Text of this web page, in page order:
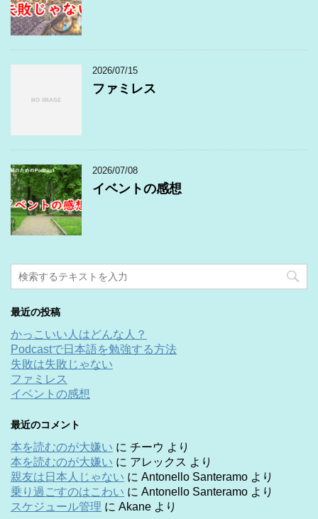
2026/07/15
ファミレス
2026/07/08
イベントの感想
最近の投稿
かっこいい人はどんな人？
Podcastで日本語を勉強する方法
失敗は失敗じゃない
ファミレス
イベントの感想
最近のコメント
本を読むのが大嫌い に チーウ より
本を読むのが大嫌い に アレックス より
親友は日本人じゃない に Antonello Santeramo より
乗り過ごすのはこわい に Antonello Santeramo より
スケジュール管理 に Akane より